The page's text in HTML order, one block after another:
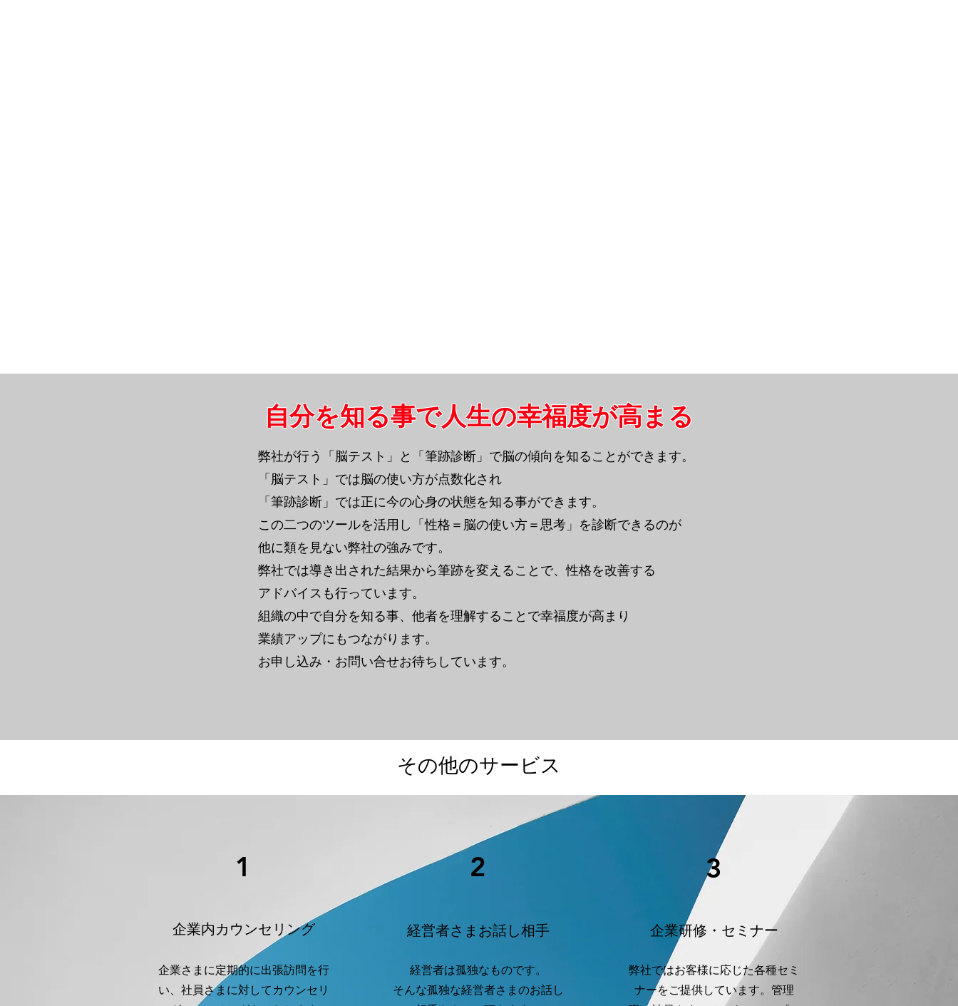
自分を知る事で人生の幸福度が高まる​​
弊社が行う「脳テスト」と「筆跡診断」で脳の傾向を知ることができます。
「脳テスト」では脳の使い方が点数化され
「筆跡診断」では正に今の心身の状態を知る事ができます。
​この二つのツールを活用し「性格＝脳の使い方＝思考」を診断できるのが
他に類を見ない弊社の強みです。
​弊社では導き出された結果から筆跡を変えることで、性格を改善する
アドバイスも行っています。
組織の中で自分を知る事、他者を理解することで幸福度が高まり
業績アップにもつながります。
お申し込み・お問い合せお待ちしています。
その他のサービス
1
企業内カウンセリング
企業さまに定期的に出張訪問を行
い、社員さまに対してカウンセリ
2
経営者さまお話し相手
経営者は孤独なものです。
​そんな孤独な経営者さまのお話し
3
企業研修・セミナー
弊社ではお客様に応じた各種セミ
ナーをご提供しています。管理